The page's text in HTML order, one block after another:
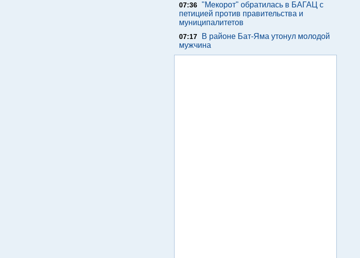
07:36 "Мекорот" обратилась в БАГАЦ с
петицией против правительства и
муниципалитетов
07:17
В районе Бат-Яма утонул молодой
мужчина